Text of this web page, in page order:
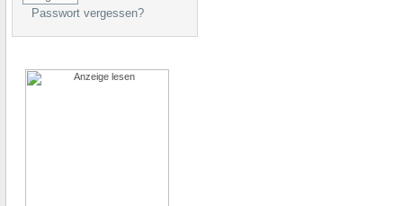
Passwort vergessen?